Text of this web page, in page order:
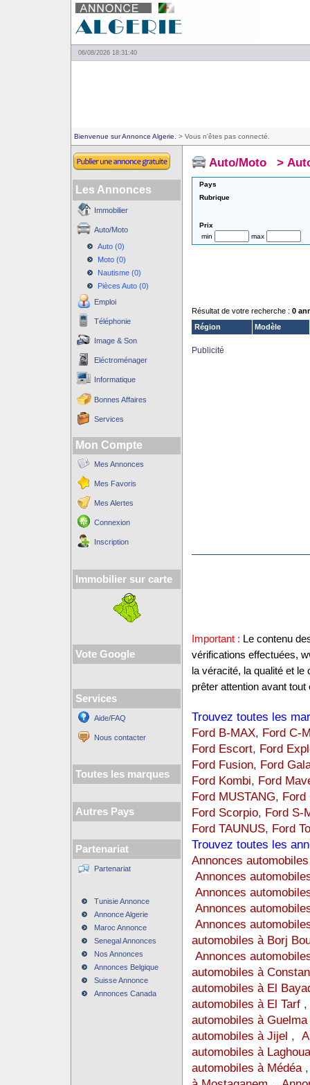
06/08/2026 18:31:40
Bienvenue sur Annonce Algerie. > Vous n'êtes pas connecté.
Les Annonces
Immobilier
Auto/Moto
Auto (0)
Moto (0)
Nautisme (0)
Pièces Auto (0)
Emploi
Téléphonie
Image & Son
Eléctroménager
Informatique
Bonnes Affaires
Services
Mon Compte
Mes Annonces
Mes Favoris
Mes Alertes
Connexion
Inscription
Immobilier sur carte
Vote Google
Services
Aide/FAQ
Nous contacter
Toutes les marques
Autres Pays
Partenariat
Partenariat
Tunisie Annonce
Annonce Algerie
Maroc Annonce
Senegal Annonces
Nos Annonces
Annonces Belgique
Suisse Annonce
Annonces Canada
Auto/Moto >
Pays
Rubrique
Prix
min
max
Résultat de votre recherche : 0
Région
Modèle
Publicité
Important : Le contenu
vérifications effectuées,
la véracité, la qualité et
prêter attention avant tout
Trouvez toutes les
Ford B-MAX, Ford C-
Ford Escort, Ford
Ford Fusion, Ford
Ford Kombi, Ford
Ford MUSTANG, Ford
Ford Scorpio, Ford S-
Ford TAUNUS, Ford
Trouvez toutes les
Annonces
Annonces
Annonces
Annonces
Annonces
automobiles à Borj
Annonces
automobiles à
automobiles à El
automobiles à El Tarf
automobiles à Guelma
automobiles à Jijel ,
automobiles à
automobiles à Médéa